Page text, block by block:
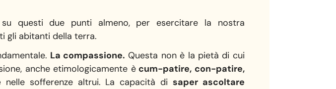
questi due punti almeno, per esercitare la nostra
gli abitanti della terra.
La compassione. Questa non è la pietà di cui
anche etimologicamente ècum-patire, con-patire,
nelle sofferenze altrui. La capacità di saper ascoltare